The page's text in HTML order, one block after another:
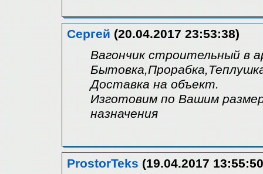
Сергей (20.04.2017 23:53:38)
Вагончик строительный в
Доставка на объект.
Изготовим по Вашим
назначения
ProstorTeks (19.04.2017